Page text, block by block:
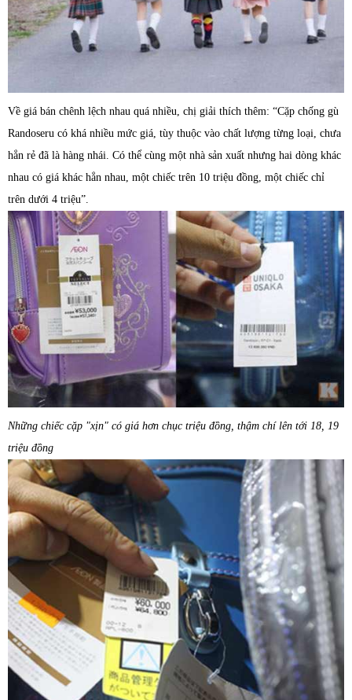
Về giá bán chênh lệch nhau quá nhiều, chị giải thích thêm: “Cặp chống gù
Randoseru có khá nhiều mức giá, tùy thuộc vào chất lượng từng loại, chưa
hẳn rẻ đã là hàng nhái. Có thể cùng một nhà sản xuất nhưng hai dòng khác
nhau có giá khác hẳn nhau, một chiếc trên 10 triệu đồng, một chiếc chỉ
trên dưới 4 triệu”.
Những chiếc cặp "xịn" có giá hơn chục triệu đồng, thậm chí lên tới 18, 19
triệu đồng